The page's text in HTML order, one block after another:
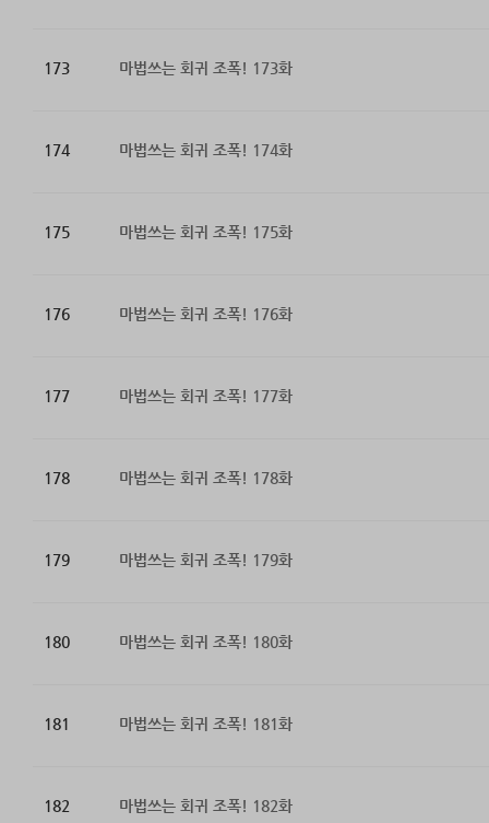
173 마법쓰는 회귀 조폭! 173화
174 마법쓰는 회귀 조폭! 174화
175 마법쓰는 회귀 조폭! 175화
176 마법쓰는 회귀 조폭! 176화
177 마법쓰는 회귀 조폭! 177화
178 마법쓰는 회귀 조폭! 178화
179 마법쓰는 회귀 조폭! 179화
180 마법쓰는 회귀 조폭! 180화
181 마법쓰는 회귀 조폭! 181화
182 마법쓰는 회귀 조폭! 182화